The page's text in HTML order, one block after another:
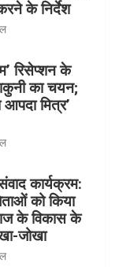
के निर्देश
रिसेप्शन के
का चयन;
मित्र’
कार्यक्रम:
को किया
के विकास के
जोखा